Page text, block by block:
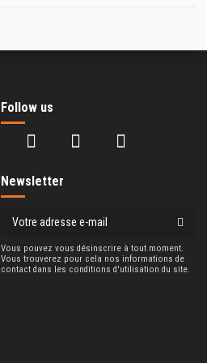
Follow us
Newsletter
Vous pouvez vous désinscrire à tout moment.
Vous trouverez pour cela nos informations de
contact dans les conditions d'utilisation du site.